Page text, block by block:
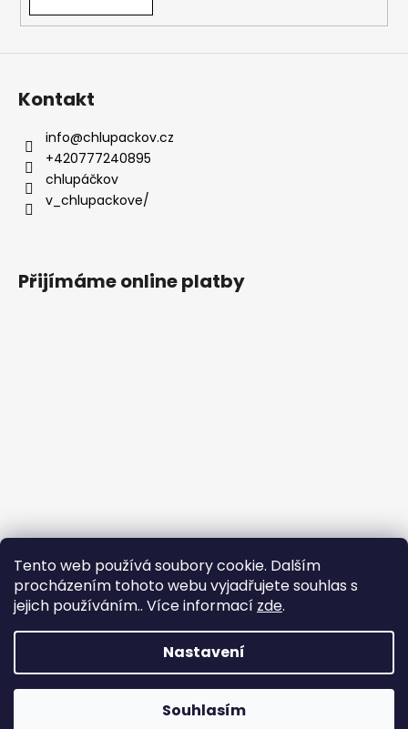
Tento web používá soubory cookie. Dalším
procházením tohoto webu vyjadřujete souhlas s
jejich používáním.. Více informací zde.
Nastavení
Souhlasím
Kontakt
info@chlupackov.cz
+420777240895
chlupáčkov
v_chlupackove/
Přijímáme online platby
Chlupáčkov. Všechna práva vyhrazena.